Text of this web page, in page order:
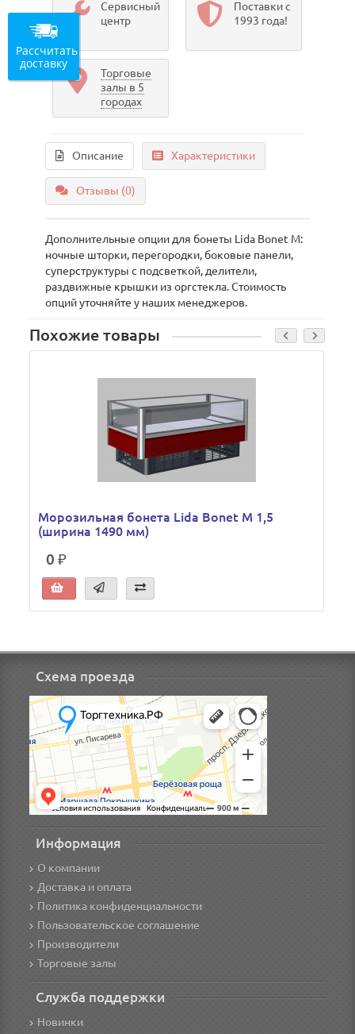
Сервисный
центр
Поставки с
1993 года!
Торговые
залы в 5
городах
Описание Характеристики
Отзывы (0)
Дополнительные опции для бонеты Lida Bonet М:
ночные шторки, перегородки, боковые панели,
суперструктуры с подсветкой, делители,
раздвижные крышки из оргстекла. Стоимость
опций уточняйте у наших менеджеров.
Похожие товары
Морозильная бонета Lida Bonet М 1,5
(ширина 1490 мм)
0 ₽
Схема проезда
Информация
О компании
Доставка и оплата
Политика конфиденциальности
Пользовательское соглашение
Производители
Торговые залы
Служба поддержки
Новинки
Рассчитать
доставку